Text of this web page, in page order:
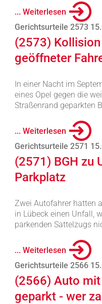
... Weiterlesen
Gerichtsurteile 2573
(2573)
geöffneter
In einer Nacht im
eines Opel gegen die
Straßenrand geparkten
... Weiterlesen
Gerichtsurteile 2571
(2571) BGH zu
Parkplatz
Zwei Autofahrer hatten
in Lübeck einen Unfall,
parkenden Sattelzugs
... Weiterlesen
Gerichtsurteile 2566
(2566) Auto
geparkt - wer